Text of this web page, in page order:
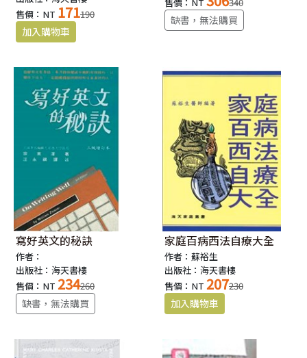
售價：NT 171190 缺書，無法購買
寫好英文的秘訣
作者：
出版社：海天書樓
售價：NT 234260
缺書，無法購買
家庭百病西法自療大全
作者：蘇裕生
出版社：海天書樓
售價：NT 207230